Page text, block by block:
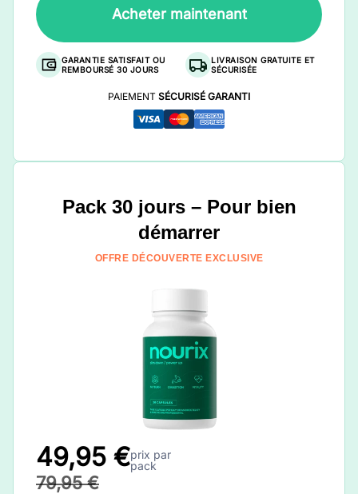
Pack 30 jours – Pour bien
démarrer
OFFRE DÉCOUVERTE EXCLUSIVE
49,95 €prix par
pack
79,95 €
Acheter maintenant
GARANTIE SATISFAIT OU
REMBOURSÉ 30 JOURS
LIVRAISON GRATUITE ET
SÉCURISÉE
PAIEMENT SÉCURISÉ GARANTI